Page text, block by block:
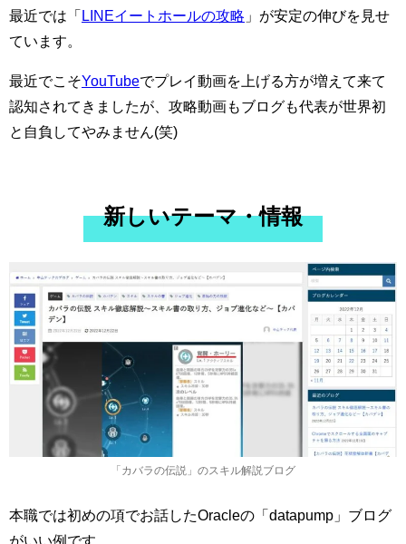
最近では「 LINEイートホールの攻略 」が安定の伸びを見せ
ています。
最近でこそYouTubeでプレイ動画を上げる方が増えて来て
認知されてきましたが、攻略動画もブログも代表が世界初
と自負してやみません(笑)
新しいテーマ・情報
「カバラの伝説」のスキル解説ブログ
本職では初めの項でお話したOracleの「datapump」ブログ
がいい例です。